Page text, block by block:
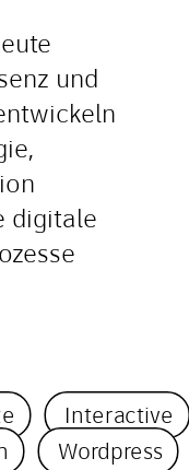
und
digitale
Interactive
Wordpress